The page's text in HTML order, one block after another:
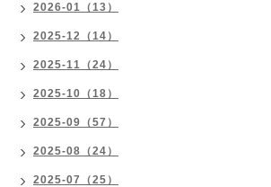
2026-01（13）
2025-12（14）
2025-11（24）
2025-10（18）
2025-09（57）
2025-08（24）
2025-07（25）